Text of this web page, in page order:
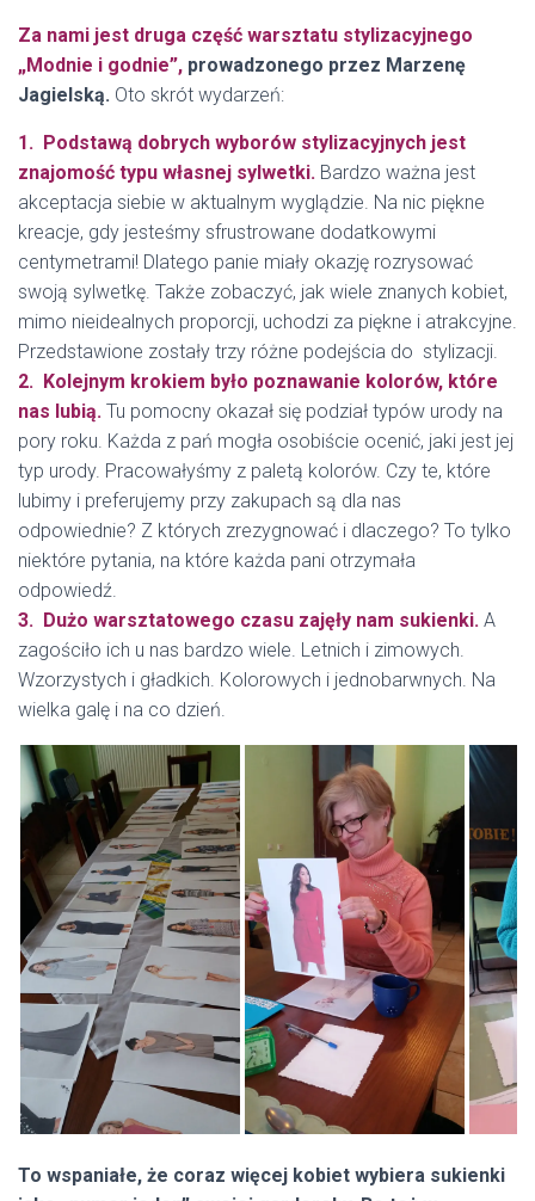
Za nami jest druga część warsztatu stylizacyjnego
„Modnie i godnie”, prowadzonego przez Marzenę
Jagielską. Oto skrót wydarzeń:
1. Podstawą dobrych wyborów stylizacyjnych jest
znajomość typu własnej sylwetki. Bardzo ważna jest
akceptacja siebie w aktualnym wyglądzie. Na nic piękne
kreacje, gdy jesteśmy sfrustrowane dodatkowymi
centymetrami! Dlatego panie miały okazję rozrysować
swoją sylwetkę. Także zobaczyć, jak wiele znanych kobiet,
mimo nieidealnych proporcji, uchodzi za piękne i atrakcyjne.
Przedstawione zostały trzy różne podejścia do stylizacji.
2. Kolejnym krokiem było poznawanie kolorów, które
nas lubią. Tu pomocny okazał się podział typów urody na
pory roku. Każda z pań mogła osobiście ocenić, jaki jest jej
typ urody. Pracowałyśmy z paletą kolorów. Czy te, które
lubimy i preferujemy przy zakupach są dla nas
odpowiednie? Z których zrezygnować i dlaczego? To tylko
niektóre pytania, na które każda pani otrzymała
odpowiedź.
3. Dużo warsztatowego czasu zajęły nam sukienki. A
zagościło ich u nas bardzo wiele. Letnich i zimowych.
Wzorzystych i gładkich. Kolorowych i jednobarwnych. Na
wielka galę i na co dzień.
To wspaniałe, że coraz więcej kobiet wybiera sukienki